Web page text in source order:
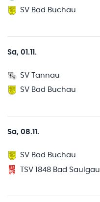
SV Bad Buchau
Sa, 01.11.
SV Tannau
SV Bad Buchau
Sa, 08.11.
SV Bad Buchau
TSV 1848 Bad Saulgau